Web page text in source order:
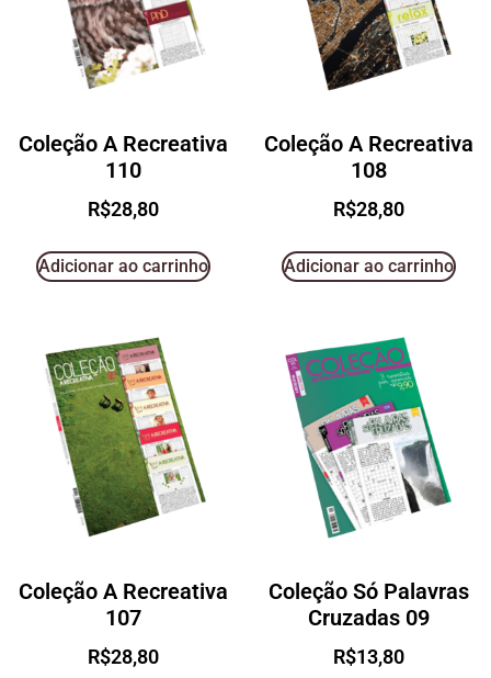
Coleção A Recreativa
110
R$28,80
Adicionar ao carrinho
Coleção A Recreativa
108
R$28,80
Adicionar ao carrinho
Coleção A Recreativa
107
R$28,80
Coleção Só Palavras
Cruzadas 09
R$13,80